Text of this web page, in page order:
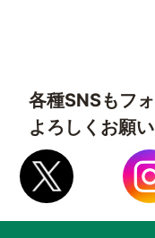
各種SNSもフ
よろしくお願